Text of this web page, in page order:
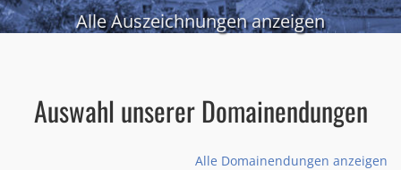
Alle Auszeichnungen anzeigen
Auswahl unserer Domainendungen
Alle Domainendungen anzeigen